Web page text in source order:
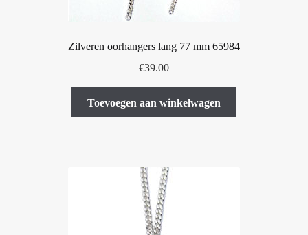
Zilveren oorhangers lang 77 mm 65984
€39.00
Toevoegen aan winkelwagen